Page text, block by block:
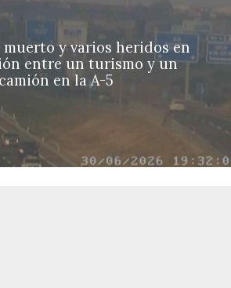
muerto y varios heridos en
entre un turismo y un
camión en la A-5